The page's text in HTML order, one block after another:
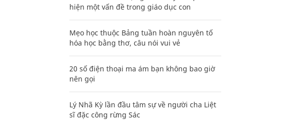
hiện một vấn đề trong giáo dục con
Mẹo học thuộc Bảng tuần hoàn nguyên tố
hóa học bằng thơ, câu nói vui vẻ
20 số điện thoại ma ám bạn không bao giờ
nên gọi
Lý Nhã Kỳ lần đầu tâm sự về người cha Liệt
sĩ đặc công rừng Sác